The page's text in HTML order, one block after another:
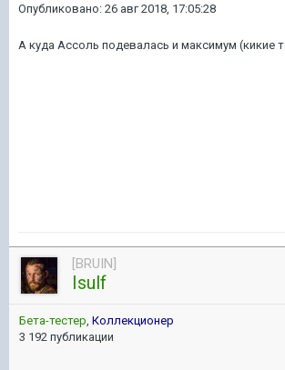
Опубликовано: 26 авг 2018, 17:05:28
А куда Ассоль подевалась и максимум (кикие
[BRUIN]
Isulf
Бета-тестер Коллекционер
3 192 публикации